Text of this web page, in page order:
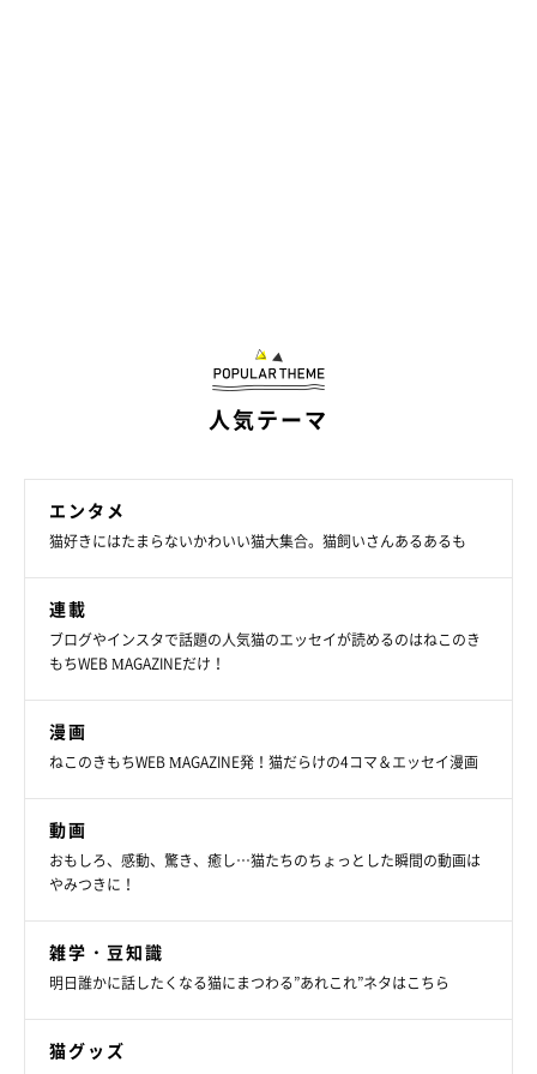
人気テーマ
エンタメ
猫好きにはたまらないかわいい猫大集合。猫飼いさんあるあるも
連載
ブログやインスタで話題の人気猫のエッセイが読めるのはねこのき
もちWEB MAGAZINEだけ！
漫画
ねこのきもちWEB MAGAZINE発！猫だらけの4コマ＆エッセイ漫画
動画
おもしろ、感動、驚き、癒し…猫たちのちょっとした瞬間の動画は
やみつきに！
雑学・豆知識
明日誰かに話したくなる猫にまつわる”あれこれ”ネタはこちら
猫グッズ